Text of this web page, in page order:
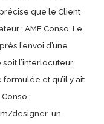
que le Client
: AME Conso. Le
l’envoi d’une
l’interlocuteur
et qu’il y ait
:
designer-un-